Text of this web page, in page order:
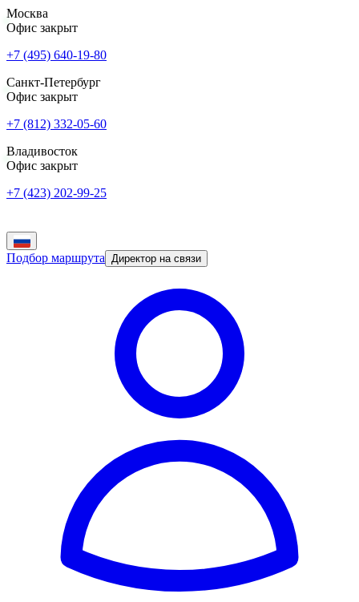
Москва
Офис закрыт
+7 (495) 640-19-80
Санкт-Петербург
Офис закрыт
+7 (812) 332-05-60
Владивосток
Офис закрыт
+7 (423) 202-99-25
Подбор маршрута Директор на связи